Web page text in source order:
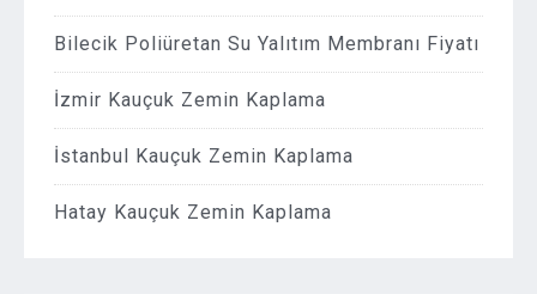
Bilecik Poliüretan Su Yalıtım Membranı Fiyatı
İzmir Kauçuk Zemin Kaplama
İstanbul Kauçuk Zemin Kaplama
Hatay Kauçuk Zemin Kaplama